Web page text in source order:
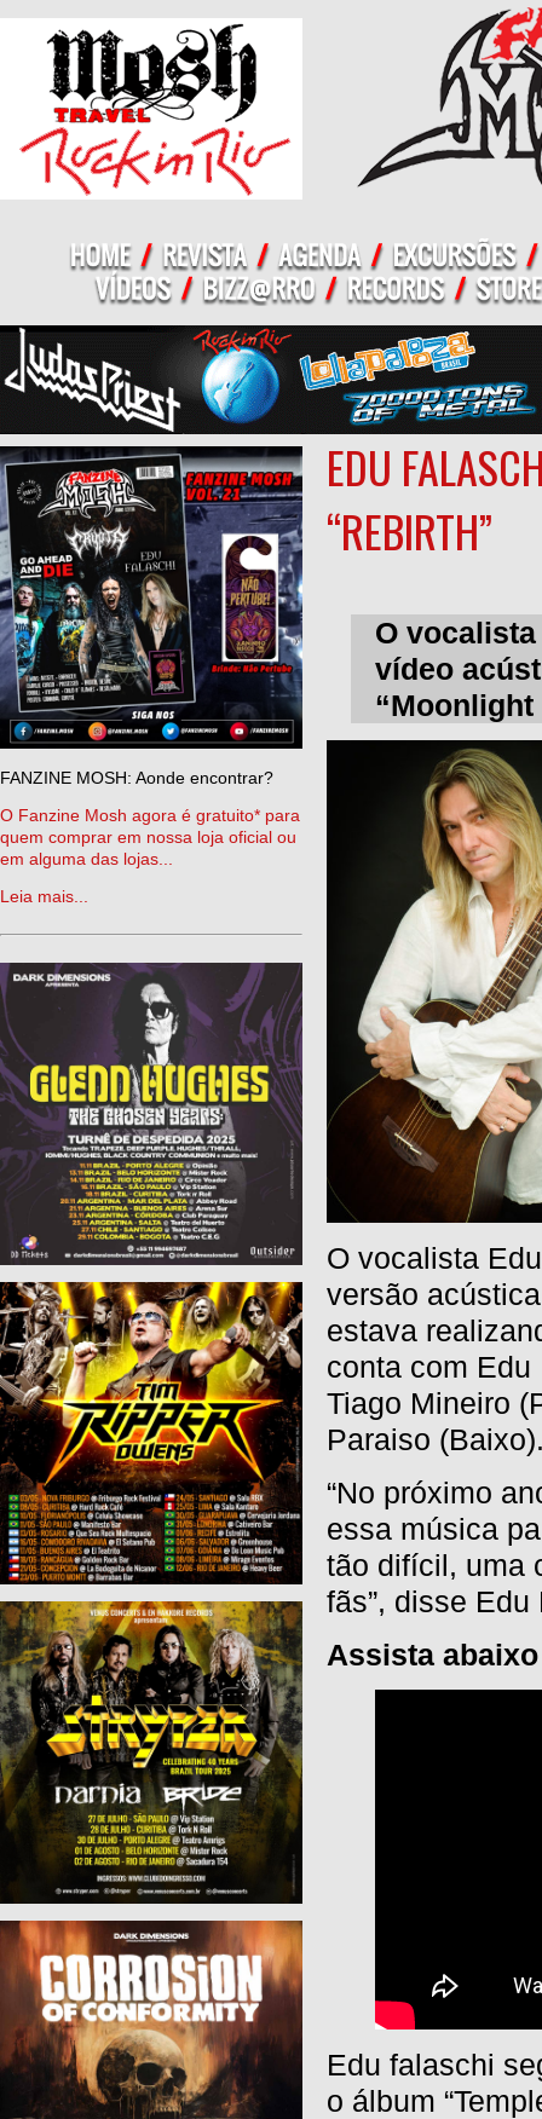
FANZINE MOSH: Aonde encontrar?
O Fanzine Mosh agora é gratuito* para
quem comprar em nossa loja oficial ou
em alguma das lojas...
Leia mais...
EDU
“REBIRTH”
O
vídeo
O vocalista
versão
estava
conta com
Tiago Mineiro
Paraiso
“No próximo
essa música
tão difícil, uma
fãs”, disse Edu
Assista
Edu falaschi
o álbum